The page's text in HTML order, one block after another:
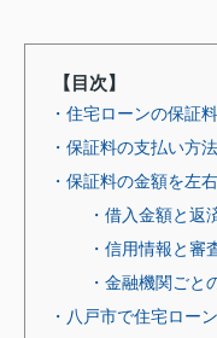
【目次】
・住宅ローンの保証
・保証料の支払い方
・保証料の金額を左
・借入金額と返
・信用情報と審
・金融機関ごと
・八戸市で住宅ロー